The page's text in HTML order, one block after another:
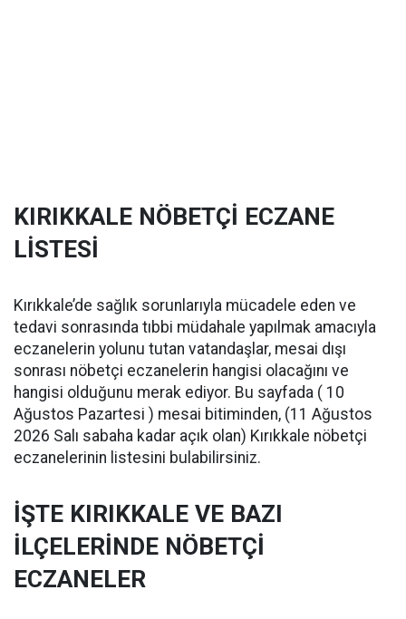
KIRIKKALE NÖBETÇİ ECZANE
LİSTESİ
Kırıkkale’de sağlık sorunlarıyla mücadele eden ve
tedavi sonrasında tıbbi müdahale yapılmak amacıyla
eczanelerin yolunu tutan vatandaşlar, mesai dışı
sonrası nöbetçi eczanelerin hangisi olacağını ve
hangisi olduğunu merak ediyor. Bu sayfada ( 10
Ağustos Pazartesi ) mesai bitiminden, (11 Ağustos
2026 Salı sabaha kadar açık olan) Kırıkkale nöbetçi
eczanelerinin listesini bulabilirsiniz.
İŞTE KIRIKKALE VE BAZI
İLÇELERİNDE NÖBETÇİ
ECZANELER